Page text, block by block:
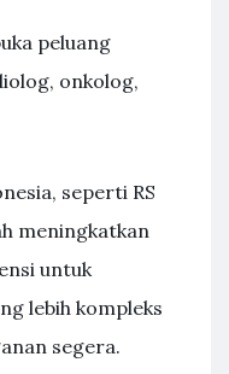
peluang
onkolog,
seperti RS
meningkatkan
untuk
lebih kompleks
segera.